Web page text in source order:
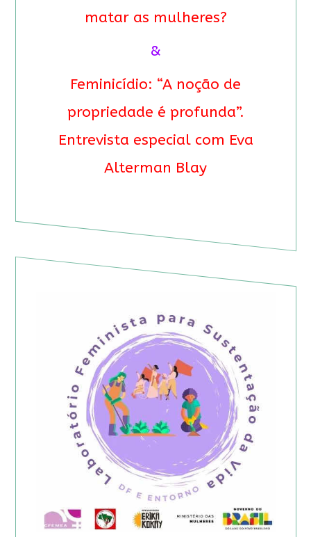
matar as mulheres?
&
Feminicídio: “A noção de
propriedade é profunda”.
Entrevista especial com Eva
Alterman Blay